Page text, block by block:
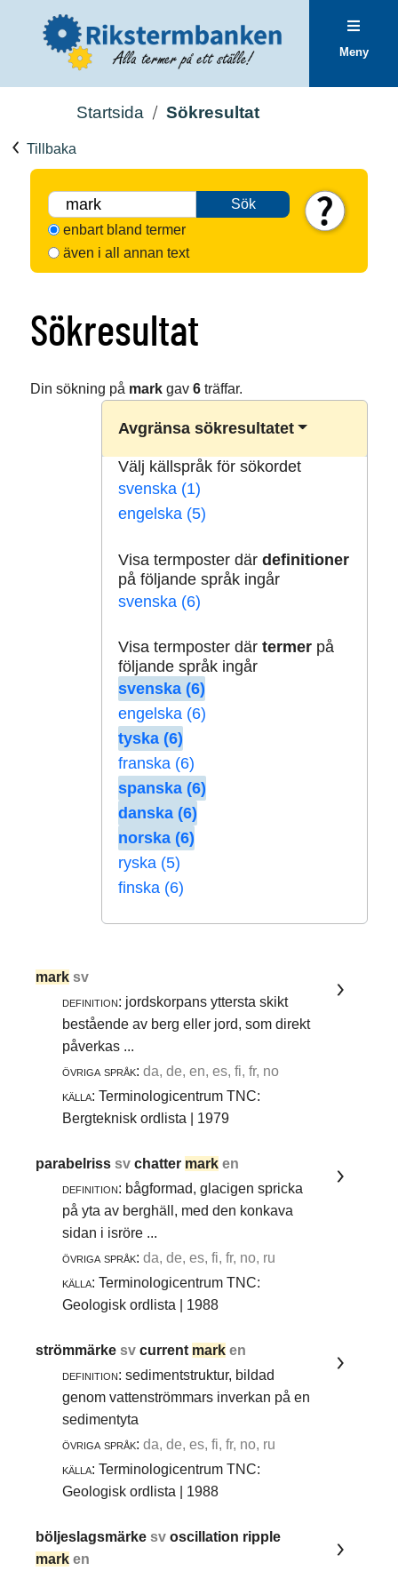
Meny
Startsida Sökresultat
Tillbaka
Sök
enbart bland termer
även i all annan text
Sökresultat
Din sökning på markgav 6träffar.
Avgränsa sökresultatet
Välj källspråk för sökordet
svenska (1)
engelska (5)
Visa termposter där definitioner
på följande språk ingår
svenska (6)
Visa termposter där termerpå
följande språk ingår
svenska (6)
engelska (6)
tyska (6)
franska (6)
spanska (6)
danska (6)
norska (6)
ryska (5)
finska (6)
mark sv
definition: jordskorpans yttersta skikt
bestående av berg eller jord, som direkt
påverkas ...
övriga språk: da, de, en, es, fi, fr, no
källa: Terminologicentrum TNC:
Bergteknisk ordlista | 1979
parabelrisssvchatter mark en
definition: bågformad, glacigen spricka
på yta av berghäll, med den konkava
sidan i isröre ...
övriga språk: da, de, es, fi, fr, no, ru
källa: Terminologicentrum TNC:
Geologisk ordlista | 1988
strömmärkesvcurrent mark en
definition: sedimentstruktur, bildad
genom vattenströmmars inverkan på en
sedimentyta
övriga språk: da, de, es, fi, fr, no, ru
källa: Terminologicentrum TNC:
Geologisk ordlista | 1988
böljeslagsmärkesvoscillation ripple
mark en